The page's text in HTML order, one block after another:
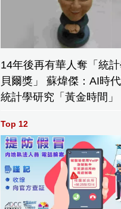
14年後再有華人奪「統
貝爾獎」 蘇煒傑：AI時
統計學研究「黃金時間」
Top 12